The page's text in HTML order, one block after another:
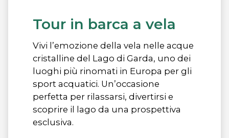
Tour in barca a vela
Vivi l’emozione della vela nelle acque
cristalline del Lago di Garda, uno dei
luoghi più rinomati in Europa per gli
sport acquatici. Un’occasione
perfetta per rilassarsi, divertirsi e
scoprire il lago da una prospettiva
esclusiva.